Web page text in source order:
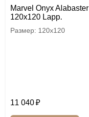
Marvel Onyx Alabaster
120x120 Lapp.
120x120
11 040